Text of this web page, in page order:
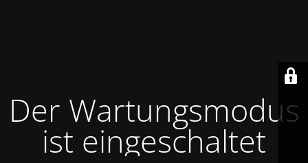
Der Wartungsmodus
ist eingeschaltet